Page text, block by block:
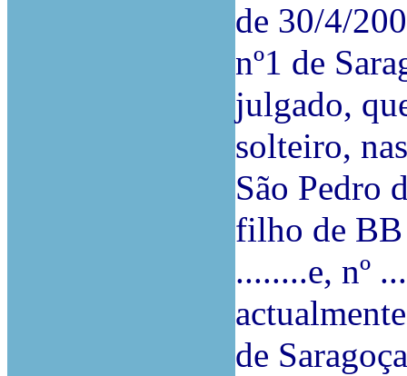
de 30/4/
nº1 de
julgado,
solteiro,
São Pedro
filho de BB
........e, nº
de